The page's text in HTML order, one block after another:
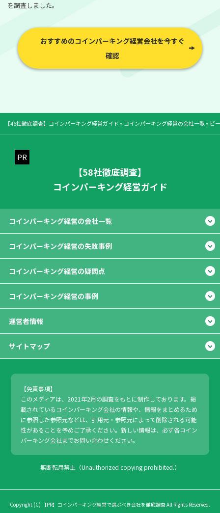
を調査しました。
おすすめのコインパーキング経営会社を今すぐ
確認
【46社徹底調査】コインパーキング経営ガイド » コインパーキング経営の会社一覧» ビ
【58社徹底調査】
コインパーキング経営ガイド
コインパーキング経営の会社一覧
コインパーキング経営の失敗事例
コインパーキング経営の疑問点
コインパーキング経営の事例
運営者情報
サイトマップ
【免責事項】
このメディアは、2021年2月の調査をもとに制作しております。掲
載されているコインパーキング会社の情報や、情報をまとめるため
に参照した参照元などは、引用元・参照元によって削除される可能
性があることを予めご了承ください。新しい情報は、必ず各コイン
パーキング会社までお問い合わせください。
無断転用禁止（Unauthorized copying prohibited.）
Copyright (C) コインパーキング経営で選ぶべき会社を徹底調査All Rights Reserved.